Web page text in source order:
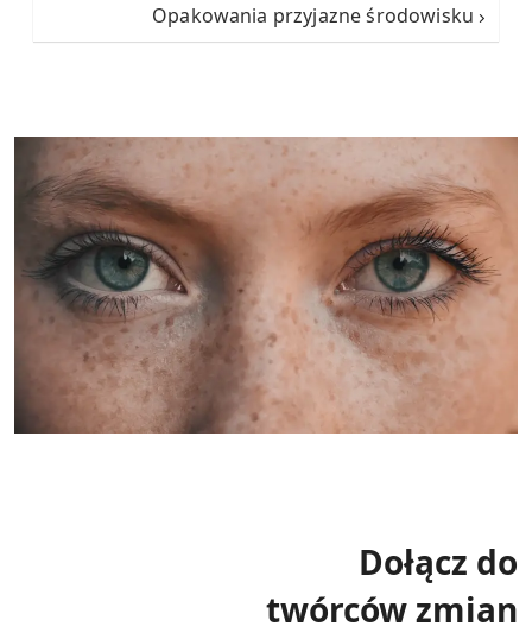
Opakowania przyjazne środowisku
Dołącz do
twórców zmian